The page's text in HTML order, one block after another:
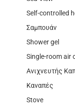
Self-controlled
Σαμπουάν
Shower gel
Single-room air
Ανιχνευτής
Καναπές
Stove